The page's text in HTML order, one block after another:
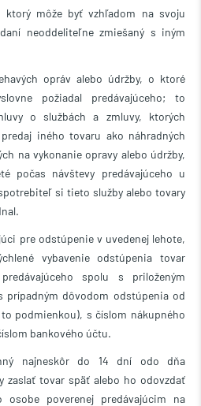
ktorý môže byť vzhľadom na svoju
neoddeliteľne zmiešaný s iným
opráv alebo údržby, o ktoré
požiadal predávajúceho; to
o službách a zmluvy, ktorých
iného tovaru ako náhradných
na vykonanie opravy alebo údržby,
počas návštevy predávajúceho u
si tieto služby alebo tovary
pre odstúpenie v uvedenej lehote,
vybavenie odstúpenia tovar
spolu s priloženým
prípadným dôvodom odstúpenia od
podmienkou), s číslom nákupného
bankového účtu.
najneskôr do 14 dní odo dňa
zaslať tovar späť alebo ho odovzdať
osobe poverenej predávajúcim na